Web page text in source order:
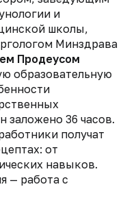
и
школы,
Минздрава
Продеусом
образовательную
заложено 36 часов.
получат
от
навыков.
— работа с